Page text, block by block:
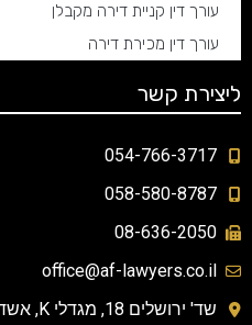
עורך דין קניית דירה מקבלן
עורך דין מכירת דירה
ליצירת קשר
054-766-3717
058-580-8787
08-636-2050
office@af-lawyers.co.il
שד' ירושלים 18, מגדלי K, אשדוד